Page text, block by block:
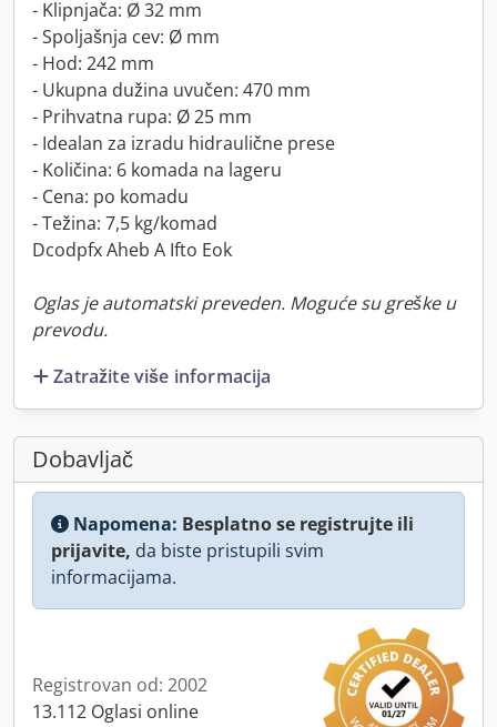
- Klipnjača: Ø 32 mm
- Spoljašnja cev: Ø mm
- Hod: 242 mm
- Ukupna dužina uvučen: 470 mm
- Prihvatna rupa: Ø 25 mm
- Idealan za izradu hidraulične prese
- Količina: 6 komada na lageru
- Cena: po komadu
- Težina: 7,5 kg/komad
Dcodpfx Aheb A Ifto Eok
Oglas je automatski preveden. Moguće su greške u
prevodu.
Zatražite više informacija
Dobavljač
Napomena: Besplatno se registrujte ili
prijavite, da biste pristupili svim
informacijama.
Registrovan od: 2002
13.112 Oglasi online